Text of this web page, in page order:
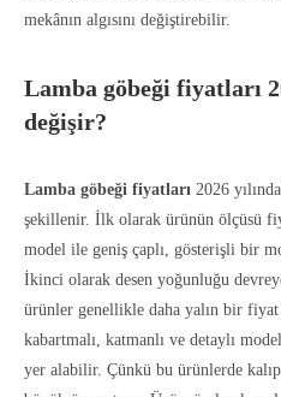
mekânın algısını değiştirebilir.
Lamba göbeği fiyatları
değişir?
Lamba göbeği fiyatları 2026
şekillenir. İlk olarak ürünün ölçüsü
model ile geniş çaplı, gösterişli bir
İkinci olarak desen yoğunluğu
ürünler genellikle daha yalın bir fiyat
kabartmalı, katmanlı ve detaylı
yer alabilir. Çünkü bu ürünlerde